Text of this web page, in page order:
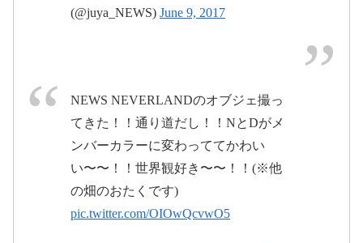
2017年6月10日
2017年6月11日
pic.twitter.com/F47nIotNUT
2017年6
月10日
(@juya_NEWS) June 9, 2017
NEWS NEVERLANDのオブジェ撮っ
てきた！！通り道だし！！NとDがメ
ンバーカラーに変わっててかわい
い〜〜！！世界観好き〜〜！！(※他
の畑のおたくです)
pic.twitter.com/OIOwQcvwO5